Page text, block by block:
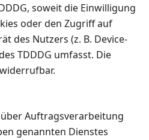
soweit die Einwilligung
oder den Zugriff auf
des Nutzers (z. B. Device-
TDDDG umfasst. Die
Auftragsverarbeitung
genannten Dienstes